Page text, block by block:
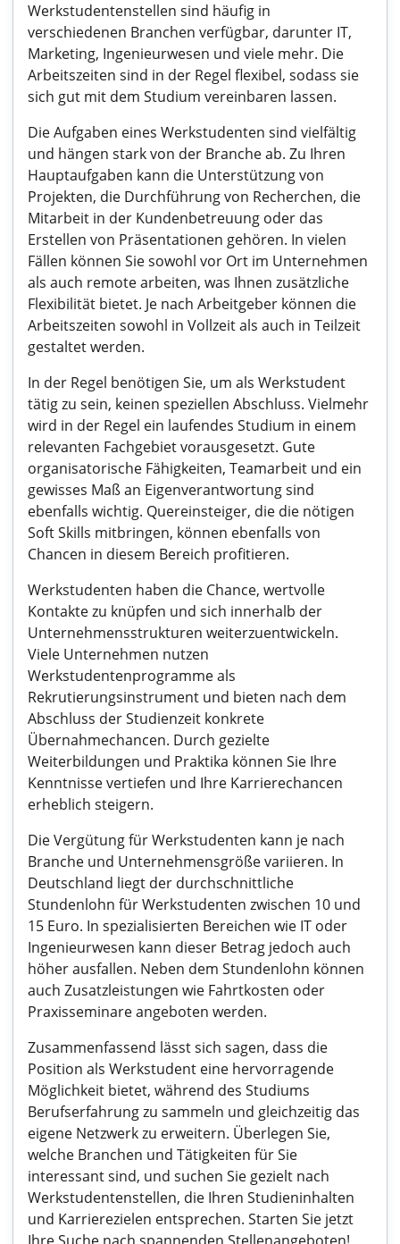
Werkstudentenstellen sind häufig in
verschiedenen Branchen verfügbar, darunter IT,
Marketing, Ingenieurwesen und viele mehr. Die
Arbeitszeiten sind in der Regel flexibel, sodass sie
sich gut mit dem Studium vereinbaren lassen.
Die Aufgaben eines Werkstudenten sind vielfältig
und hängen stark von der Branche ab. Zu Ihren
Hauptaufgaben kann die Unterstützung von
Projekten, die Durchführung von Recherchen, die
Mitarbeit in der Kundenbetreuung oder das
Erstellen von Präsentationen gehören. In vielen
Fällen können Sie sowohl vor Ort im Unternehmen
als auch remote arbeiten, was Ihnen zusätzliche
Flexibilität bietet. Je nach Arbeitgeber können die
Arbeitszeiten sowohl in Vollzeit als auch in Teilzeit
gestaltet werden.
In der Regel benötigen Sie, um als Werkstudent
tätig zu sein, keinen speziellen Abschluss. Vielmehr
wird in der Regel ein laufendes Studium in einem
relevanten Fachgebiet vorausgesetzt. Gute
organisatorische Fähigkeiten, Teamarbeit und ein
gewisses Maß an Eigenverantwortung sind
ebenfalls wichtig. Quereinsteiger, die die nötigen
Soft Skills mitbringen, können ebenfalls von
Chancen in diesem Bereich profitieren.
Werkstudenten haben die Chance, wertvolle
Kontakte zu knüpfen und sich innerhalb der
Unternehmensstrukturen weiterzuentwickeln.
Viele Unternehmen nutzen
Werkstudentenprogramme als
Rekrutierungsinstrument und bieten nach dem
Abschluss der Studienzeit konkrete
Übernahmechancen. Durch gezielte
Weiterbildungen und Praktika können Sie Ihre
Kenntnisse vertiefen und Ihre Karrierechancen
erheblich steigern.
Die Vergütung für Werkstudenten kann je nach
Branche und Unternehmensgröße variieren. In
Deutschland liegt der durchschnittliche
Stundenlohn für Werkstudenten zwischen 10 und
15 Euro. In spezialisierten Bereichen wie IT oder
Ingenieurwesen kann dieser Betrag jedoch auch
höher ausfallen. Neben dem Stundenlohn können
auch Zusatzleistungen wie Fahrtkosten oder
Praxisseminare angeboten werden.
Zusammenfassend lässt sich sagen, dass die
Position als Werkstudent eine hervorragende
Möglichkeit bietet, während des Studiums
Berufserfahrung zu sammeln und gleichzeitig das
eigene Netzwerk zu erweitern. Überlegen Sie,
welche Branchen und Tätigkeiten für Sie
interessant sind, und suchen Sie gezielt nach
Werkstudentenstellen, die Ihren Studieninhalten
und Karrierezielen entsprechen. Starten Sie jetzt